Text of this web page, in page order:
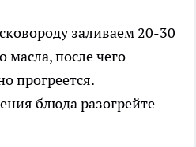
заливаем 20-30
масла, после чего
прогреется.